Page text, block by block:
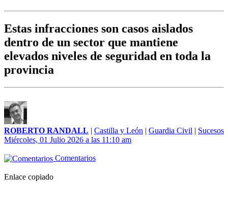
Estas infracciones son casos aislados
dentro de un sector que mantiene
elevados niveles de seguridad en toda la
provincia
ROBERTO RANDALL | Castilla y León | Guardia Civil | Sucesos
Miércoles, 01 Julio 2026 a las 11:10 am
Comentarios
Enlace copiado